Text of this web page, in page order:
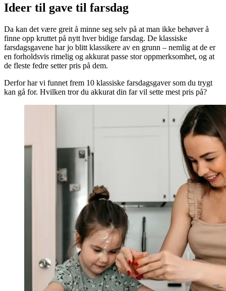
Ideer til gave til farsdag
Da kan det være greit å minne seg selv på at man ikke behøver å
finne opp kruttet på nytt hver bidige farsdag. De klassiske
farsdagsgavene har jo blitt klassikere av en grunn – nemlig at de er
en forholdsvis rimelig og akkurat passe stor oppmerksomhet, og at
de fleste fedre setter pris på dem.
Derfor har vi funnet frem 10 klassiske farsdagsgaver som du trygt
kan gå for. Hvilken tror du akkurat din far vil sette mest pris på?